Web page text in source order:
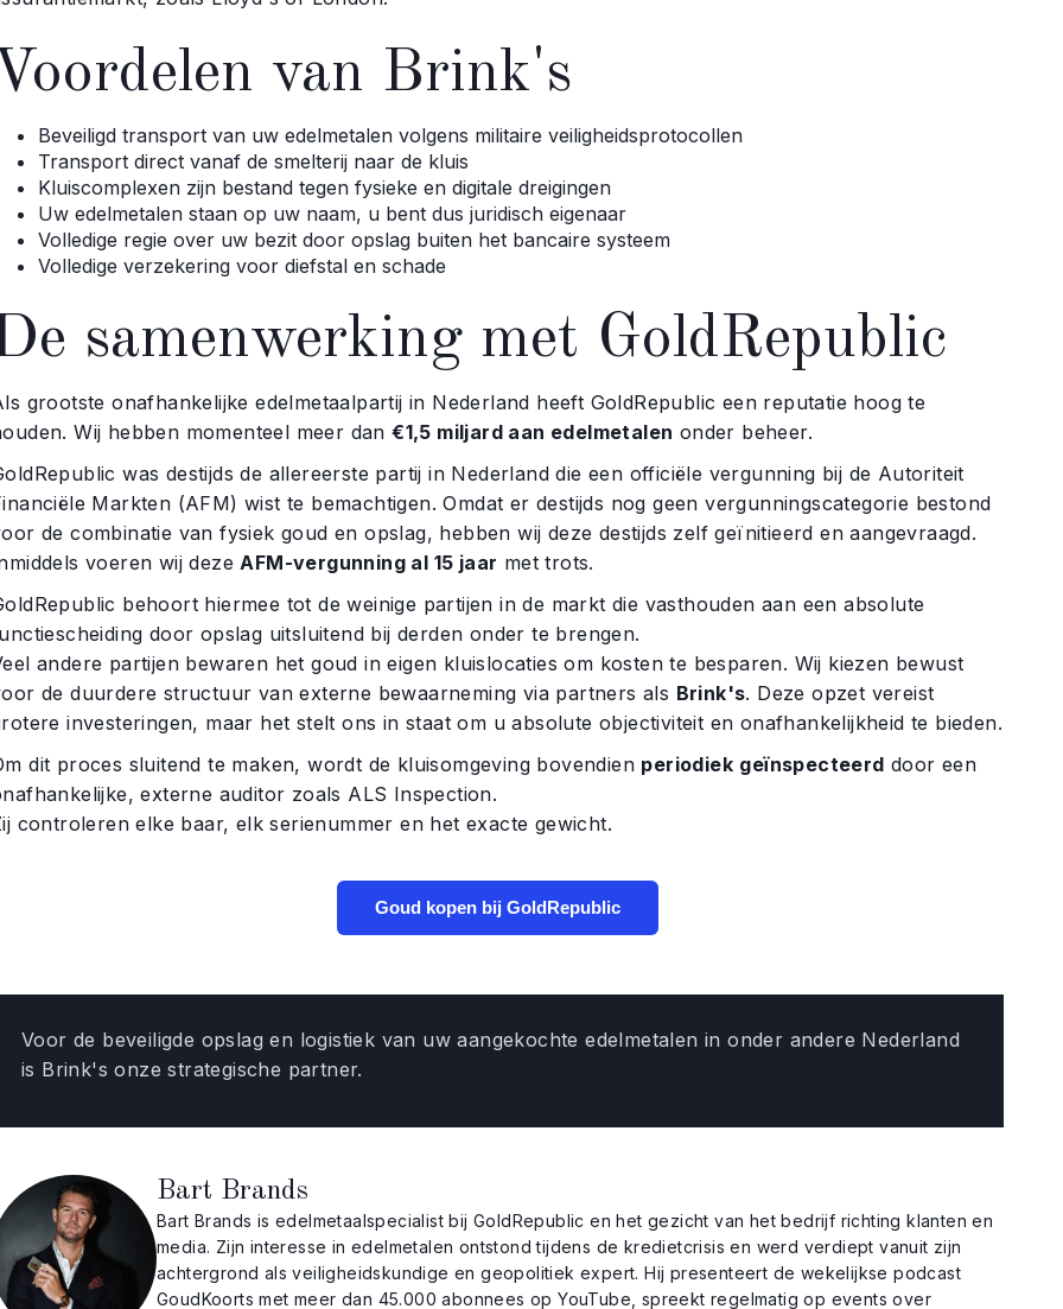
van Brink's
Beveiligd transport van uw edelmetalen volgens militaire veiligheidsprotocollen
Transport direct vanaf de smelterij naar de kluis
Kluiscomplexen zijn bestand tegen fysieke en digitale dreigingen
Uw edelmetalen staan op uw naam, u bent dus juridisch eigenaar
Volledige regie over uw bezit door opslag buiten het bancaire systeem
Volledige verzekering voor diefstal en schade
samenwerking met GoldRepublic
grootste onafhankelijke edelmetaalpartij in Nederland heeft GoldRepublic een reputatie hoog te
Wij hebben momenteel meer dan€1,5 miljard aan edelmetalen onder beheer.
was destijds de allereerste partij in Nederland die een officiële vergunning bij de Autoriteit
Markten (AFM) wist te bemachtigen. Omdat er destijds nog geen vergunningscategorie bestond
de combinatie van fysiek goud en opslag, hebben wij deze destijds zelf geïnitieerd en aangevraagd.
voeren wij dezeAFM-vergunning al 15 jaar met trots.
behoort hiermee tot de weinige partijen in de markt die vasthouden aan een absolute
door opslag uitsluitend bij derden onder te brengen.
andere partijen bewaren het goud in eigen kluislocaties om kosten te besparen. Wij kiezen bewust
de duurdere structuur van externe bewaarneming via partners als Brink's. Deze opzet vereist
investeringen, maar het stelt ons in staat om u absolute objectiviteit en onafhankelijkheid te bieden.
dit proces sluitend te maken, wordt de kluisomgeving bovendien periodiek geïnspecteerd door een
externe auditor zoals ALS Inspection.
controleren elke baar, elk serienummer en het exacte gewicht.
Goud kopen bij GoldRepublic
Voor de beveiligde opslag en logistiek van uw aangekochte edelmetalen in onder andere Nederland
is Brink's onze strategische partner.
Bart Brands
Bart Brands is edelmetaalspecialist bij GoldRepublic en het gezicht van het bedrijf richting klanten en
media. Zijn interesse in edelmetalen ontstond tijdens de kredietcrisis en werd verdiept vanuit zijn
achtergrond als veiligheidskundige en geopolitiek expert. Hij presenteert de wekelijkse podcast
GoudKoorts met meer dan 45.000 abonnees op YouTube, spreekt regelmatig op events over